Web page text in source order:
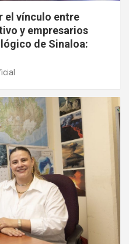
el vínculo entre
y empresarios
de Sinaloa: